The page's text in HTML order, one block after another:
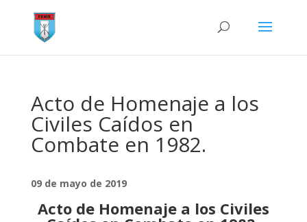
Acto de Homenaje a los
Civiles Caídos en
Combate en 1982.
09 de mayo de 2019
Acto de Homenaje a los Civiles